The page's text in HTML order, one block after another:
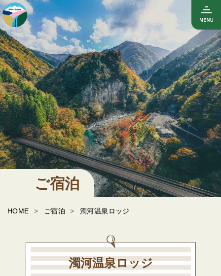
ご宿泊
HOME ご宿泊 濁河温泉ロッジ
濁河温泉ロッジ